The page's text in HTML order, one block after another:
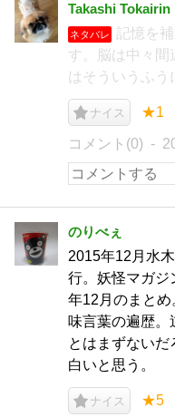
Takashi Tokairin
ネタバレ
記憶を
す。脳は中々間
はそういうふう
ナイス ★1
コメント(0)
のりべぇ
2015年12月水
行。妖怪マガジ
年12月のまと
味言葉の遍歴。
とはまずない
白いと思う。
ナイス ★5